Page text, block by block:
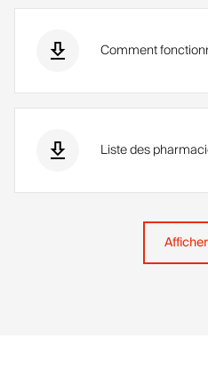
Comment
Liste des